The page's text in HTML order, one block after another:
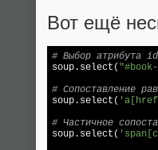
Вот ещё
# Выбор атрибута id
soup.select(
# Сопоставление
soup.select(
# Частичное
soup.select(